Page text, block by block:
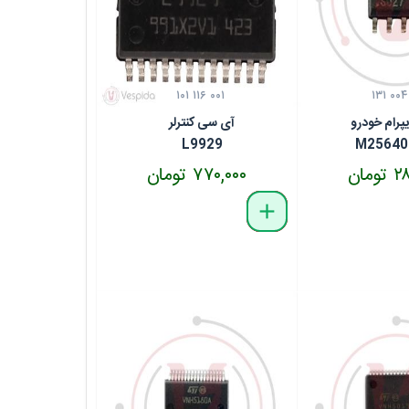
۰۲۲
خودرو
۱۰۱ ۱۱۶ ۰۰۱
آی سی کنترلر
L9929
۷۷۰,۰۰۰ تومان
delete
remove
add